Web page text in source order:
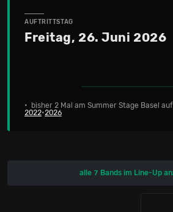
AUFTRITTSTAG
Freitag, 26. Juni 2026
• bisher 2 Mal am Summer Stage Basel
2022•2026
alle 7 Bands im Line-Up